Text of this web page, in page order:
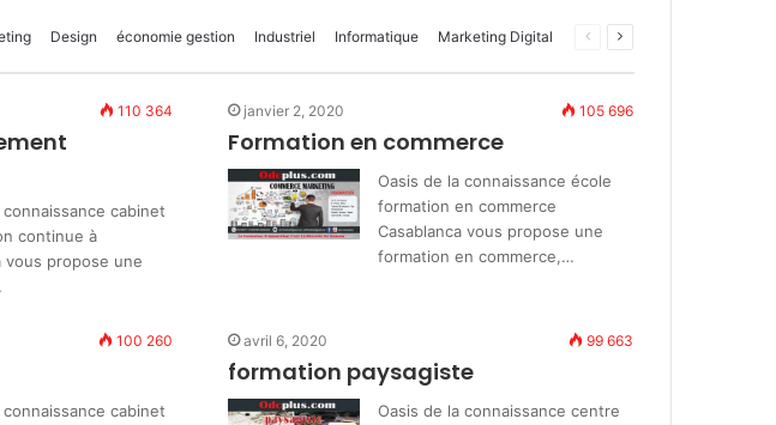
Design économie gestion Industriel Informatique Marketing Digital
Page
110 364
cabinet
continue à
vous propose une
janvier 2, 2020 105 696
Formation en commerce
Oasis de la connaissance école
formation en commerce
Casablanca vous propose une
formation en commerce,…
100 260
cabinet
avril 6, 2020 99 663
formation paysagiste
Oasis de la connaissance centre